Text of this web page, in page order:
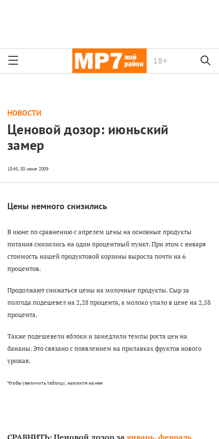
18+
НОВОСТИ
Ценовой дозор: июньский
замер
Цены немного снизились
В июне по сравнению с апрелем цены на основные продукты
питания снизились на один процентный пункт. При этом с января
стоимость нашей продуктовой корзины выросла почти на 6
процентов.
Продолжают снижаться цены на молочные продукты. Сыр за
полгода подешевел на 2,28 процента, а молоко упало в цене на 2,58
процента.
Также подешевели яблоки и замедлили темпы роста цен на
бананы. Это связано с появлением на прилавках фруктов нового
урожая.
Чтобы увеличить таблицу, нажмите на нее
СРАВНИТЬ: Ценовой дозор за январь,февраль